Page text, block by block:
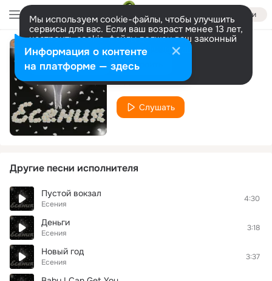
Войти
Мы используем cookie-файлы, чтобы улучшить
сервисы для вас. Если ваш возраст менее 13 лет,
настроить cookie-файлы должен ваш законный
представитель. Больше информации
Разрешить все Настроить
Лето
Есения
Слушать
Другие песни исполнителя
Пустой вокзал
Есения
4:30
Деньги
Есения
3:18
Новый год
Есения
3:37
Информация о контенте
на платформе — здесь